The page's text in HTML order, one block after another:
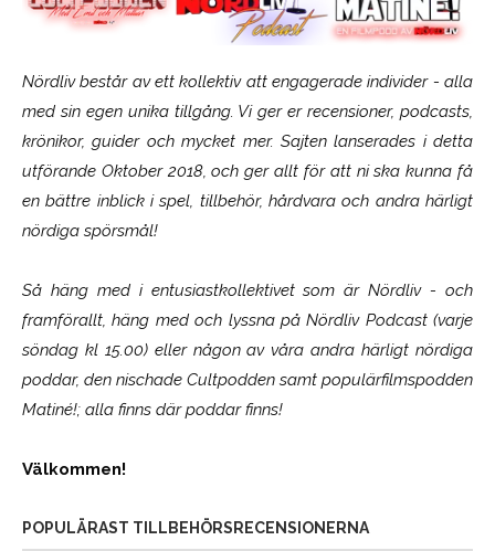
Nördliv består av ett kollektiv att engagerade individer - alla
med sin egen unika tillgång. Vi ger er recensioner, podcasts,
krönikor, guider och mycket mer. Sajten lanserades i detta
utförande Oktober 2018, och ger allt för att ni ska kunna få
en bättre inblick i spel, tillbehör, hårdvara och andra härligt
nördiga spörsmål!
Så häng med i entusiastkollektivet som ärNördliv- och
framförallt, häng med och lyssna på Nördliv Podcast (varje
söndag kl 15.00) eller någon av våra andra härligt nördiga
poddar, den nischade Cultpodden samt populärfilmspodden
Matiné!; alla finns där poddar finns!
Välkommen!
POPULÄRAST TILLBEHÖRSRECENSIONERNA